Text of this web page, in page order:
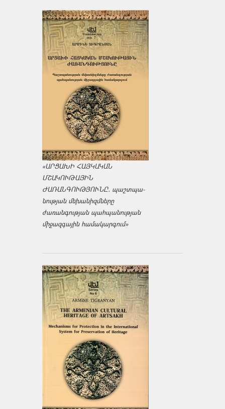
«ԱՐՑԱԽԻ ՀԱՅԿԱԿԱՆ
ՄՇԱԿՈՒԹԱՅԻՆ
ԺԱՌԱՆԳՈՒԹՅՈՒՆԸ․ պաշտպա­
նության մեխանիզմները
ժառանգության պահպանության
միջազ­գային համակարգում»